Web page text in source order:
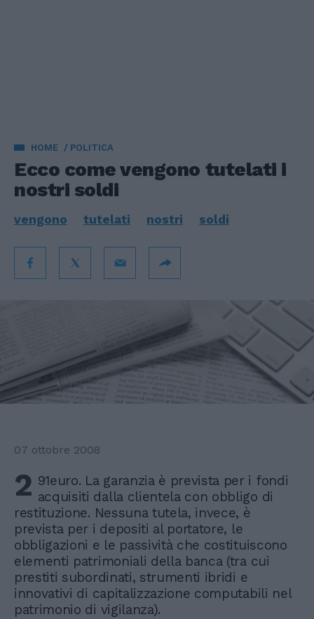
HOME POLITICA
Ecco come vengono tutelati i
nostri soldi
vengono tutelati nostri soldi
07 ottobre 2008
2 91euro. La garanzia è prevista per i fondi
acquisiti dalla clientela con obbligo di
restituzione. Nessuna tutela, invece, è
prevista per i depositi al portatore, le
obbligazioni e le passività che costituiscono
elementi patrimoniali della banca (tra cui
prestiti subordinati, strumenti ibridi e
innovativi di capitalizzazione computabili nel
patrimonio di vigilanza).